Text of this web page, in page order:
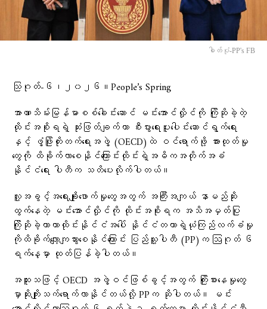
ဓါတ်ပုံ-PP's FB
သြဂုတ်-၆၊၂၀၂၆။People’s Spring
အာဏာသိမ်းမြန်မာစစ်ခေါင်းဆောင် မင်းအောင်လှိုင်ကို ကြိုဆိုခဲ့တဲ့
ထိုင်းအစိုးရရဲ့ ဆုံးဖြတ်ချက်ဟာ စီးပွားရေးပူးပေါင်းဆောင်ရွက်ရေး
နှင့် ဖွံ့ဖြိုးတိုးတက်ရေးအဖွဲ့ (OECD)ထဲ ဝင်ရောက်ဖို့ အားထုတ်မှု
တွေကို ထိခိုက်လာစေနိုင်ကြောင်းထိုင်းရဲ့အဓိကအတိုက်အခံ
နိုင်ငံရေး ပါတီက သတိပေးလိုက်ပါတယ်။
လူ့အခွင့်အရေးချိုးဖောက်မှုတွေအတွက် အကြီးအကျယ် နာမည်ဆိုး
ထွက်နေတဲ့ မင်းအောင်လှိုင်ကို ထိုင်းအစိုးရက အသိအမှတ်ပြု
ကြိုဆိုခဲ့တာဟာထိုင်းနိုင်ငံအပေါ် နိုင်ငံတကာရဲ့ယုံကြည်လက်ခံမှု
ကိုထိခိုက်လျော့ကျသွားစေနိုင်ကြောင်း ပြည်သူ့ပါတီ (PP)က ဩဂုတ် ၆
ရက်နေ့မှာ ထုတ်ပြန်ခဲ့ပါတယ်။
အထူးသဖြင့် OECD အဖွဲ့ဝင်ဖြစ်ခွင့်အတွက် ကြိုးစားနေမှုတွေ
မှာဆိုးကျိုးသက်ရောက်လာနိုင်တယ်လို့ PPက ဆိုပါတယ်။ မင်း